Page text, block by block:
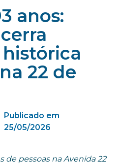
anos:
22 de
Publicado em
25/05/2026
de pessoas na Avenida 22